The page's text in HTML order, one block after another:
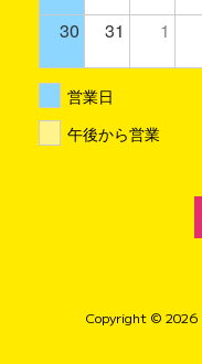
30 31 1
営業日
午後から営業
Copyright © 2026